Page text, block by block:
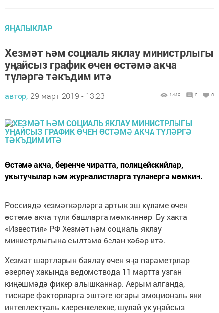
ЯҢАЛЫКЛАР
Хезмәт һәм социаль яклау министрлыгы
уңайсыз график өчен өстәмә акча
түләргә тәкъдим итә
автор, 29 март 2019 - 13:23 1449 0 0
Өстәмә акча, беренче чиратта, полицейскийлар,
укытучылар һәм журналистларга түләнергә мөмкин.
Россиядә хезмәткәрләргә артык эш күләме өчен
өстәмә акча түли башларга мөмкиннәр. Бу хакта
«Известия» РФ Хезмәт һәм социаль яклау
министрлыгына сылтама белән хәбәр итә.
Хезмәт шартларын бәяләү өчен яңа параметрлар
әзерләү хакында ведомствода 11 мартта узган
киңәшмәдә фикер алышканнар. Аерым алганда,
тискәре факторларга эштәге югары эмоциональ яки
интеллектуаль киеренкелекне, шулай ук уңайсыз